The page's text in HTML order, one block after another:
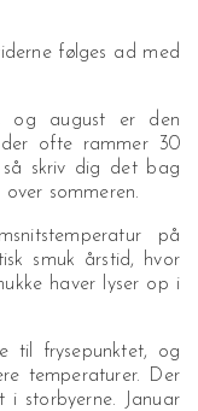
følges ad med
og august er den
ofte rammer 30
så skriv dig det bag
sommeren.
på
smuk årstid, hvor
haver lyser op i
til frysepunktet, og
temperaturer. Der
i storbyerne. Januar